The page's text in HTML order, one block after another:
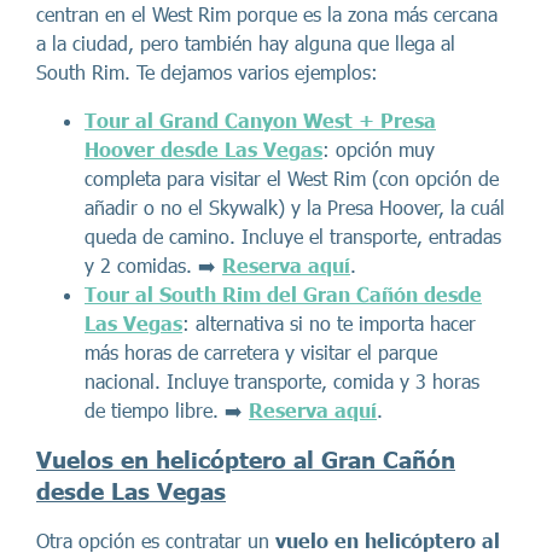
centran en el West Rim porque es la zona más cercana
a la ciudad, pero también hay alguna que llega al
South Rim. Te dejamos varios ejemplos:
Tour al Grand Canyon West + Presa
Hoover desde Las Vegas: opción muy
completa para visitar el West Rim (con opción de
añadir o no el Skywalk) y la Presa Hoover, la cuál
queda de camino. Incluye el transporte, entradas
y 2 comidas. ➡️ Reserva aquí
Tour al South Rim del Gran Cañón desde
Las Vegas: alternativa si no te importa hacer
más horas de carretera y visitar el parque
nacional. Incluye transporte, comida y 3 horas
de tiempo libre. ➡️ Reserva aquí
Vuelos en helicóptero al Gran Cañón
desde Las Vegas
Otra opción es contratar un vuelo en helicóptero al